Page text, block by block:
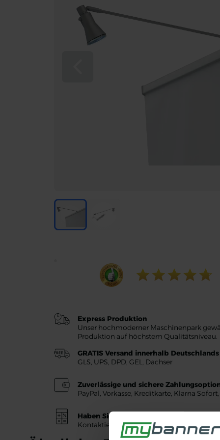
Economy Spotlight für Roll-Up & L-Banner
Economy Spotlight für Roll-Up & L-Banner
Economy Spotlight für Roll-Up & L-
Economy Spotlight für Roll-Up &
Express Produktion
Unser hochmoderner Maschinenpark
Produktion auf höchstem Qualitätsniveau.
GRATIS Versand innerhalb Deutschlands
GLS, UPS, DPD, GEL, Dachser
Zuverlässige und sichere
PayPal, Vorkasse, Kreditkarte, Klarna
Haben Sie weitere Fragen oder spezielle
Kontaktieren Sie uns unter service@my-